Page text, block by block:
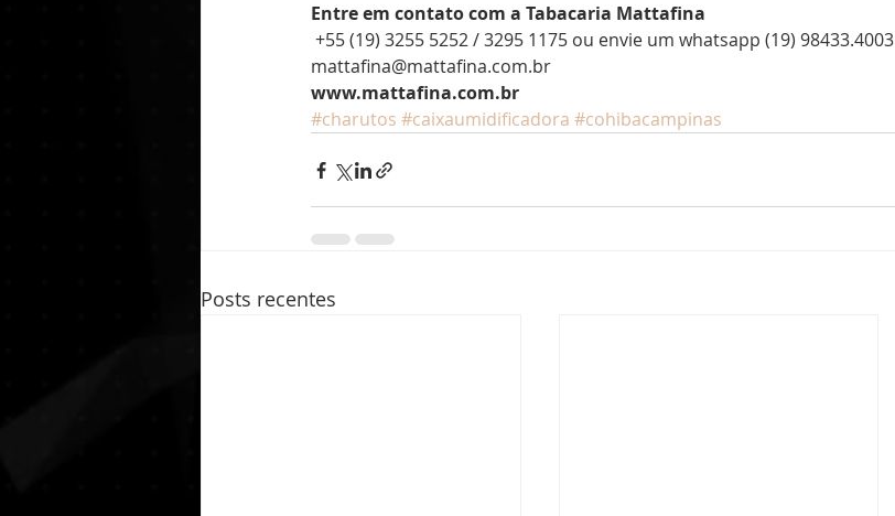
Entre em contato com a Tabacaria Mattafina
+55 (19) 3255 5252 / 3295 1175 ou envie um whatsapp (19) 98433.4003
mattafina@mattafina.com.br
www.mattafina.com.br
#charutos #caixaumidificadora #cohibacampinas
Posts recentes